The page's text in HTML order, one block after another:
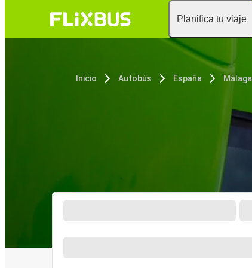
Planifica tu viaje
Inicio Autobús España Málaga